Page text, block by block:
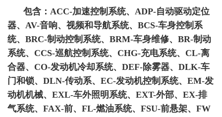
包含：ACC-加速控制系统、ADP-自动驱动定位
器、AV-音响、视频和导航系统、BCS-车身控制系
统、BRC-制动控制系统、BRM-车身维修、BR-制动
系统、CCS-巡航控制系统、CHG-充电系统、CL-离
合器、CO-发动机冷却系统、DEF-除雾器、DLK-车
门和锁、DLN-传动系、EC-发动机控制系统、EM-发
动机机械、EXL-车外照明系统、EXT-外部、EX-排
气系统、FAX-前、FL-燃油系统、FSU-前悬架、FW